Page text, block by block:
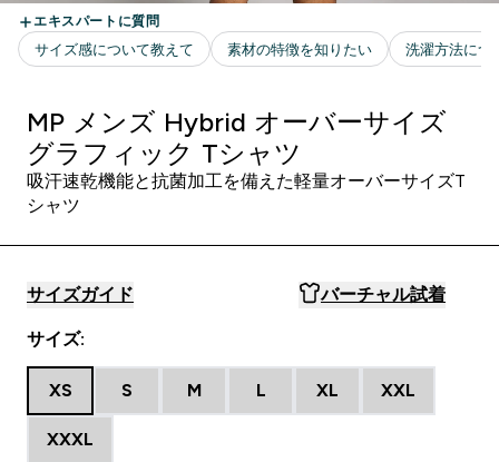
MP メンズ Hybrid オーバーサイズ
グラフィック Tシャツ
吸汗速乾機能と抗菌加工を備えた軽量オーバーサイズT
シャツ
サイズガイド バーチャル試着
サイズ:
XS S M L XL XXL
XXXL